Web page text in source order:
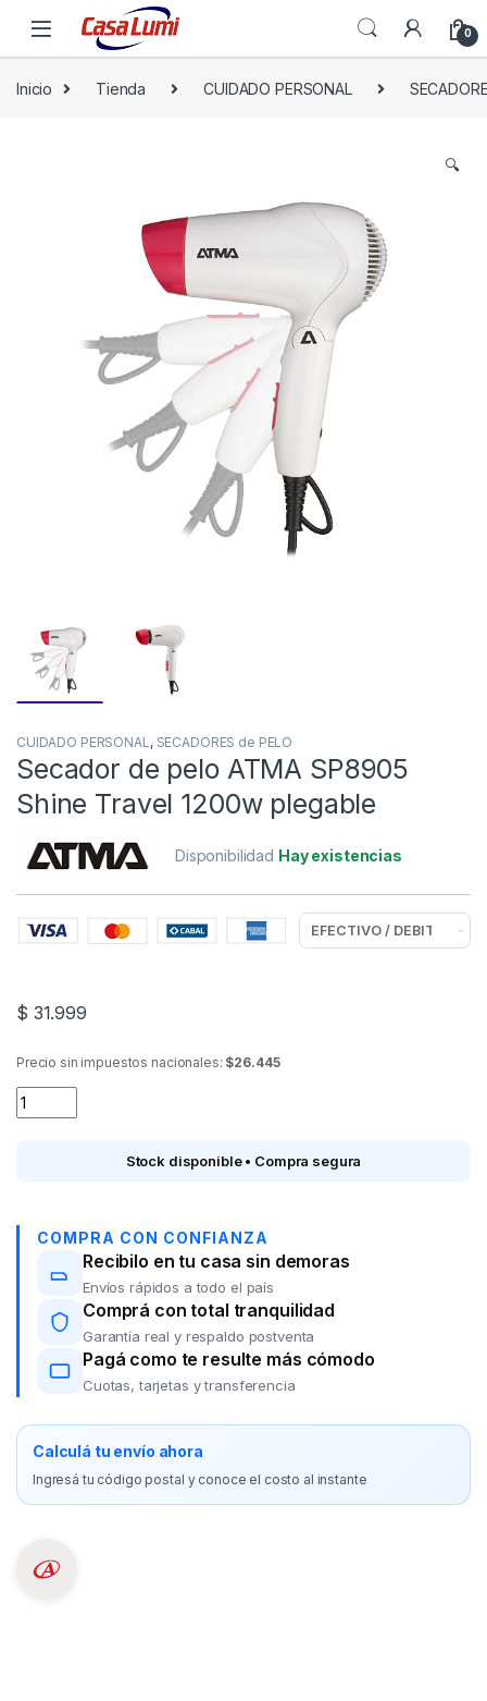
0
Inicio Tienda CUIDADO PERSONAL
🔍
CUIDADO PERSONAL, SECADORES de PELO
Secador de pelo ATMA SP8905
Shine Travel 1200w plegable
Disponibilidad Hay existencias
$ 31.999
Precio sin impuestos nacionales: $26.445
Secador de pelo ATMA SP8905 Shine Travel 1200w plegable
Stock disponible • Compra segura
COMPRA CON CONFIANZA
Recibilo en tu casa sin demoras
Envíos rápidos a todo el país
Comprá con total tranquilidad
Garantía real y respaldo postventa
Pagá como te resulte más cómodo
Cuotas, tarjetas y transferencia
Calculá tu envío ahora
Ingresá tu código postal y conoce el costo al instante